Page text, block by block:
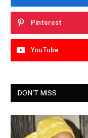
Pinterest
YouTube
DON'T MISS